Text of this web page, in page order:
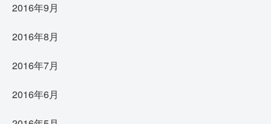
2016年9月
2016年8月
2016年7月
2016年6月